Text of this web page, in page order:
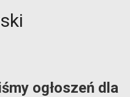
ogłoszeń dla